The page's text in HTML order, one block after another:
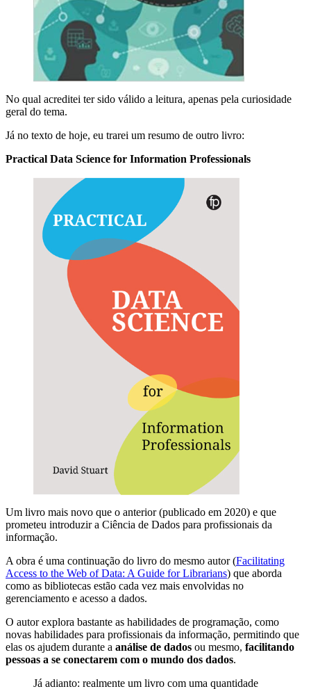
No qual acreditei ter sido válido a leitura, apenas pela curiosidade
geral do tema.
Já no texto de hoje, eu trarei um resumo de outro livro:
Practical Data Science for Information Professionals
Um livro mais novo que o anterior (publicado em 2020) e que
prometeu introduzir a Ciência de Dados para profissionais da
informação.
A obra é uma continuação do livro do mesmo autor (Facilitating
Access to the Web of Data: A Guide for Librarians) que aborda
como as bibliotecas estão cada vez mais envolvidas no
gerenciamento e acesso a dados.
O autor explora bastante as habilidades de programação, como
novas habilidades para profissionais da informação, permitindo que
elas os ajudem durante a análise de dados ou mesmo, facilitando
pessoas a se conectarem com o mundo dos dados.
Já adianto: realmente um livro com uma quantidade